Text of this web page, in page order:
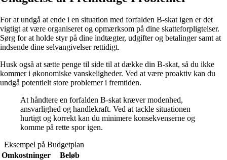
For at undgå at ende i en situation med forfalden B-skat igen er det
vigtigt at være organiseret og opmærksom på dine skatteforpligtelser.
Sørg for at holde styr på dine indtægter, udgifter og betalinger samt at
indsende dine selvangivelser rettidigt.
Husk også at sætte penge til side til at dække din B-skat, så du ikke
kommer i økonomiske vanskeligheder. Ved at være proaktiv kan du
undgå potentielt store problemer i fremtiden.
At håndtere en forfalden B-skat kræver modenhed,
ansvarlighed og handlekraft. Ved at tackle situationen
hurtigt og korrekt kan du minimere konsekvenserne og
komme på rette spor igen.
Eksempel på Budgetplan
Omkostninger
Beløb